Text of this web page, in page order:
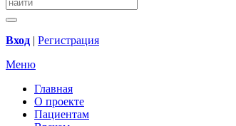
Вход | Регистрация
Меню
Главная
О проекте
Пациентам